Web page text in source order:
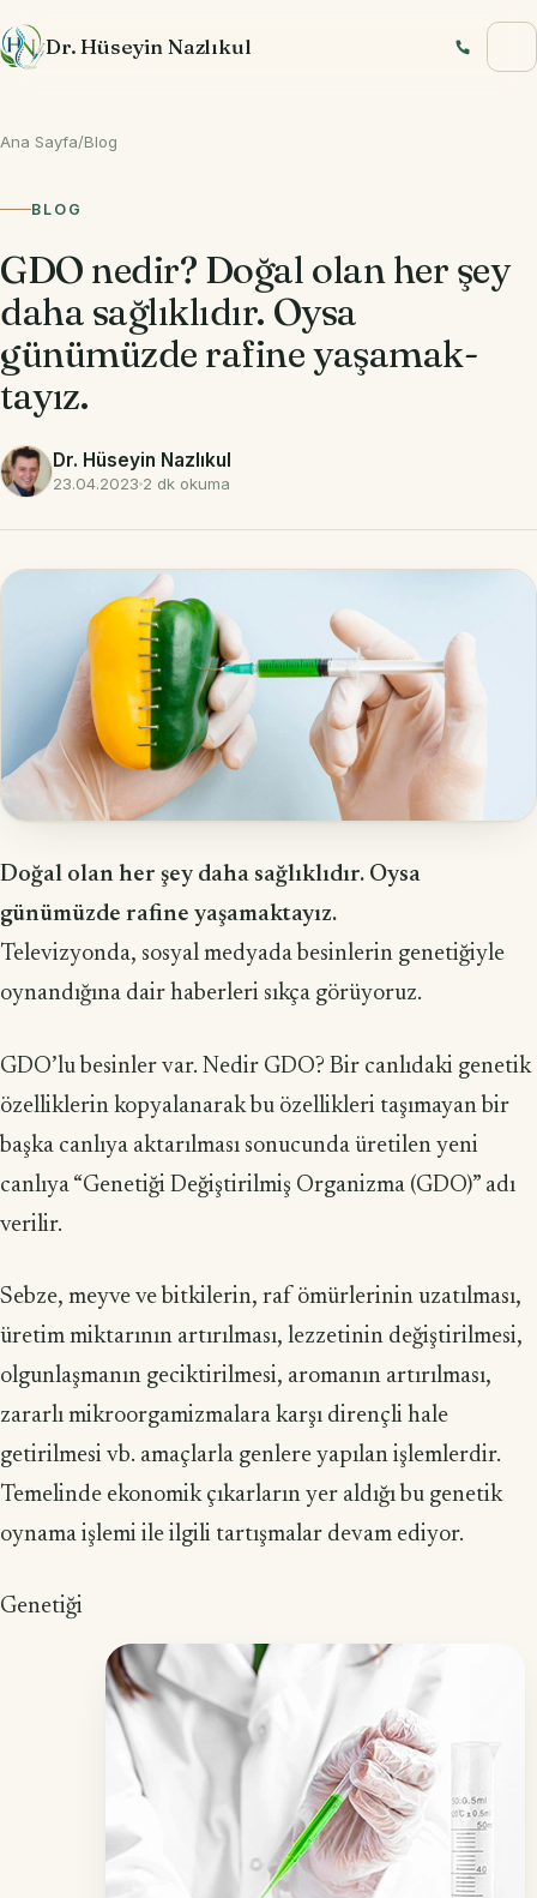
Dr. Hüseyin Nazlıkul
Ana Sayfa/Blog
BLOG
GDO nedir? Doğal olan her şey
daha sağlıklıdır. Oysa
günümüzde rafine yaşamak­
tayız.
Dr. Hüseyin Nazlıkul
23.04.2023 2 dk okuma
Doğal olan her şey daha sağlıklıdır. Oysa
günümüzde rafine yaşamak­tayız.
Televizyonda, sosyal medyada besinlerin genetiğiyle
oynandığına dair haberleri sıkça görüyoruz.
GDO’lu besinler var. Nedir GDO? Bir canlıdaki genetik
özelliklerin kopyalanarak bu özellikleri taşımayan bir
başka canlıya aktarılması sonucunda üretilen yeni
canlıya “Ge­netiği Değiştirilmiş Organizma (GDO)” adı
verilir.
Sebze, meyve ve bitkilerin, raf ömürlerinin uzatılması,
üretim miktarı­nın artırılması, lezzetinin değiştirilmesi,
olgunlaşmanın geciktirilmesi, aro­manın artırılması,
zararlı mikroorgamizmalara karşı dirençli hale
getirilmesi vb. amaçlarla genlere yapılan işlemlerdir.
Temelinde ekonomik çıkarların yer aldığı bu genetik
oynama işlemi ile ilgili tartışmalar devam ediyor.
Genetiği